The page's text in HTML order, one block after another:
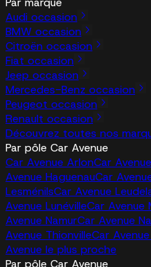
Audi occasion
BMW occasion
Citroën occasion
Fiat occasion
Jeep occasion
Mercedes-Benz occasion
Peugeot occasion
Renault occasion
Découvrez toutes nos
Par pôle Car Avenue
Car Avenue ArlonCar
Avenue HaguenauCar
LesménilsCar Avenue
Avenue LunévilleCar Avenue
Avenue NamurCar Avenue
Avenue ThionvilleCar
Avenue le plus proche
Par pôle Car Avenue